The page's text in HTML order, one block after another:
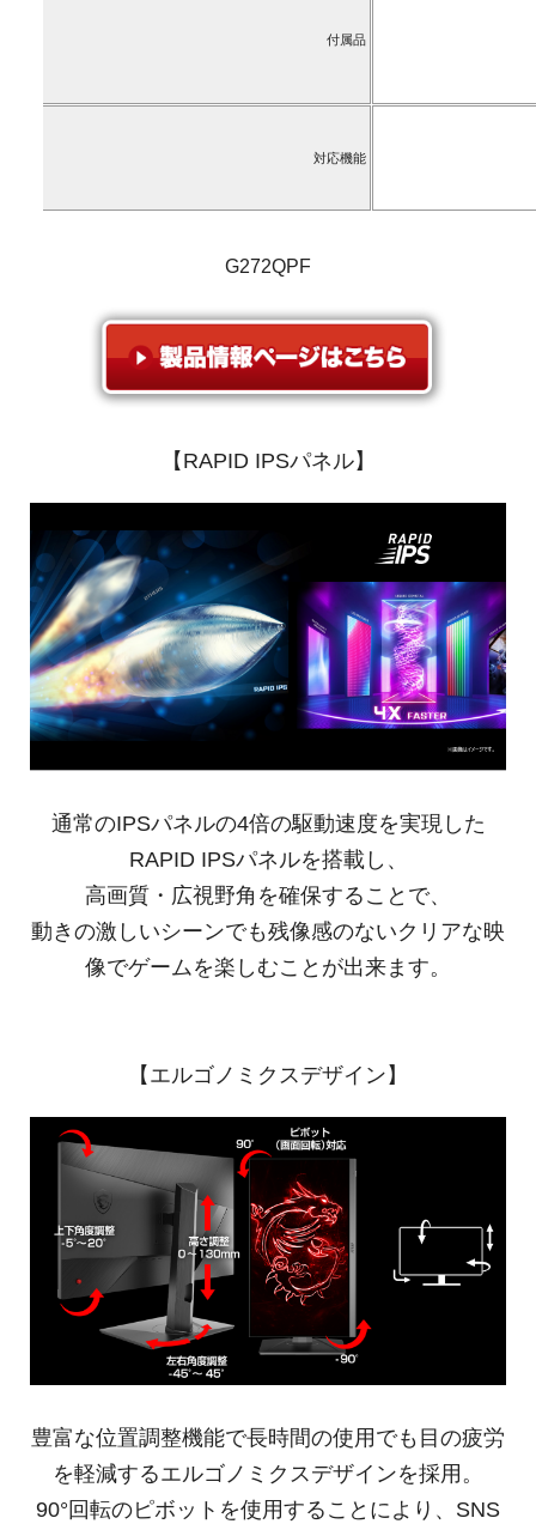
付属品
対応機能
G272QPF
【RAPID IPSパネル】
通常のIPSパネルの4倍の駆動速度を実現した
RAPID IPSパネルを搭載し、
高画質・広視野角を確保することで、
動きの激しいシーンでも残像感のないクリアな映
像でゲームを楽しむことが出来ます。
【エルゴノミクスデザイン】
豊富な位置調整機能で長時間の使用でも目の疲労
を軽減するエルゴノミクスデザインを採用。
90°回転のピボットを使用することにより、SNS